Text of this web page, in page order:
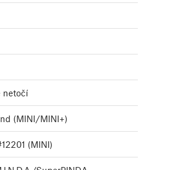
netočí
(MINI/MINI+)
(MINI)